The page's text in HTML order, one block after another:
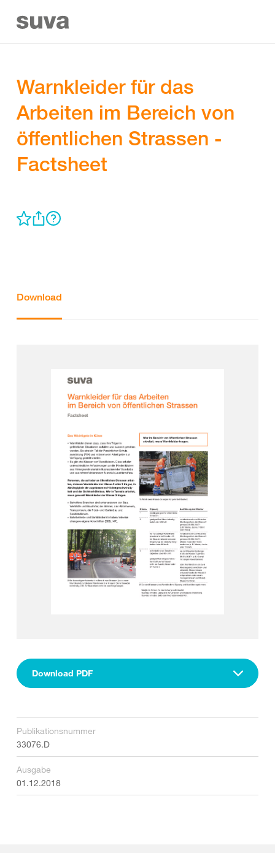
Warnkleider für das
Arbeiten im Bereich von
öffentlichen Strassen -
Factsheet
Download
Download PDF
Publikationsnummer
33076.D
Ausgabe
01.12.2018